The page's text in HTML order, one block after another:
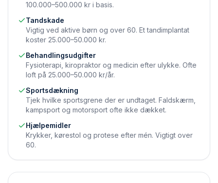
100.000–500.000 kr i basis.
Tandskade
Vigtig ved aktive børn og over 60. Et tandimplantat
koster 25.000–50.000 kr.
Behandlingsudgifter
Fysioterapi, kiropraktor og medicin efter ulykke. Ofte
loft på 25.000–50.000 kr/år.
Sportsdækning
Tjek hvilke sportsgrene der er undtaget. Faldskærm,
kampsport og motorsport ofte ikke dækket.
Hjælpemidler
Krykker, kørestol og protese efter mén. Vigtigt over
60.